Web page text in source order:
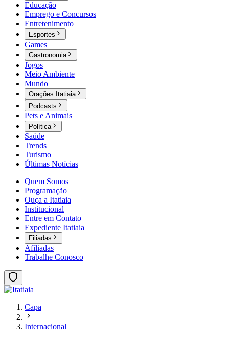
Educação
Emprego e Concursos
Entretenimento
Esportes
Games
Gastronomia
Jogos
Meio Ambiente
Mundo
Orações Itatiaia
Podcasts
Pets e Animais
Política
Saúde
Trends
Turismo
Últimas Notícias
Quem Somos
Programação
Ouça a Itatiaia
Institucional
Entre em Contato
Expediente Itatiaia
Filiadas
Afiliadas
Trabalhe Conosco
Capa
Internacional